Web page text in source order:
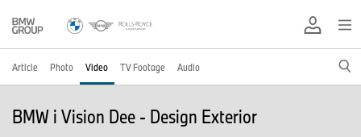
Article Photo Video TV Footage Audio
BMW i Vision Dee - Design Exterior